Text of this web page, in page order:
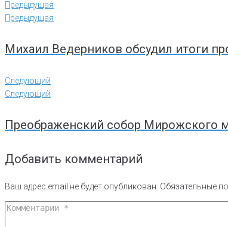
Предыдущая
Предыдущая
Михаил Ведерников обсудил итоги
Следующий
Следующий
Преображенский собор Мирожского
Добавить комментарий
Ваш адрес email не будет опубликован. Обязательные